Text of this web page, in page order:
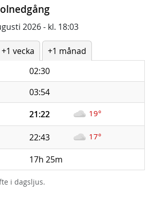
2026 - kl. 18:03
+1 vecka
+1 månad
02:30
03:54
21:22 19°
22:43 17°
17h 25m
i dagsljus.